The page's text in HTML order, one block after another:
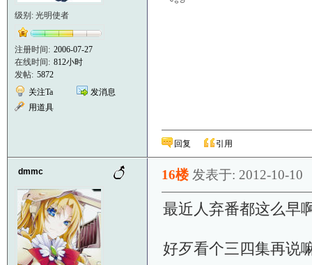
级别: 光明使者
注册时间: 2006-07-27
在线时间: 812小时
发帖: 5872
关注Ta
发消息
用道具
回复 引用
dmmc 16楼 发表于: 2012-10-10
最近人弃番都这么
好歹看个三四集再说